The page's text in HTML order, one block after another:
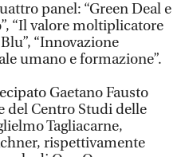
panel: “Green Deal e
“Il valore moltiplicatore
“Innovazione
umano e formazione”.
Gaetano Fausto
del Centro Studi delle
Tagliacarne,
rispettivamente